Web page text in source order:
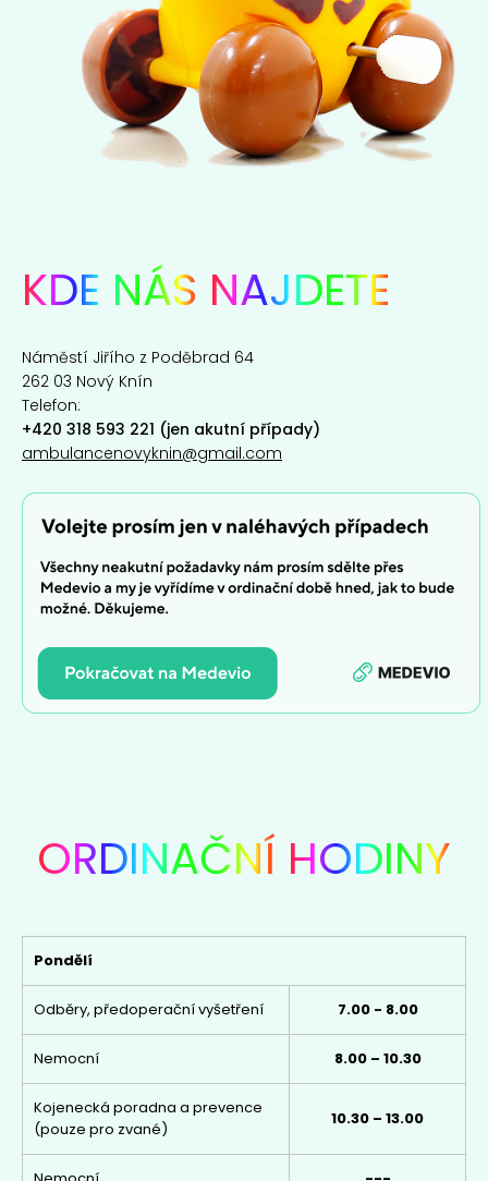
KDE NÁS NAJDETE
Náměstí Jiřího z Poděbrad 64
262 03 Nový Knín
Telefon:
+420 318 593 221 (jen akutní případy)
ambulancenovyknin@gmail.com
ORDINAČNÍ HODINY
Pondělí
Odběry, předoperační vyšetření 7.00 - 8.00
Nemocní 8.00 – 10.30
Kojenecká poradna a prevence
(pouze pro zvané)
10.30 – 13.00